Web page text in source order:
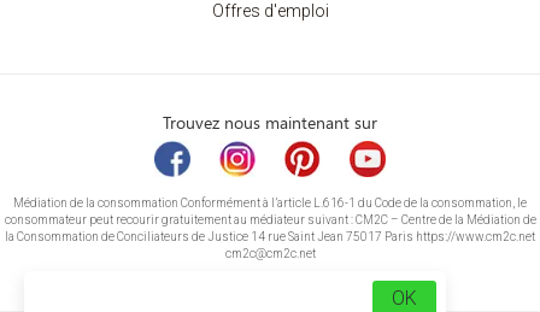
Offres d'emploi
Trouvez nous maintenant sur
Médiation de la consommation Conformément à l’article L.616-1 du Code de la consommation, le
consommateur peut recourir gratuitement au médiateur suivant : CM2C – Centre de la Médiation de
la Consommation de Conciliateurs de Justice 14 rue Saint Jean 75017 Paris https://www.cm2c.net
cm2c@cm2c.net
OK